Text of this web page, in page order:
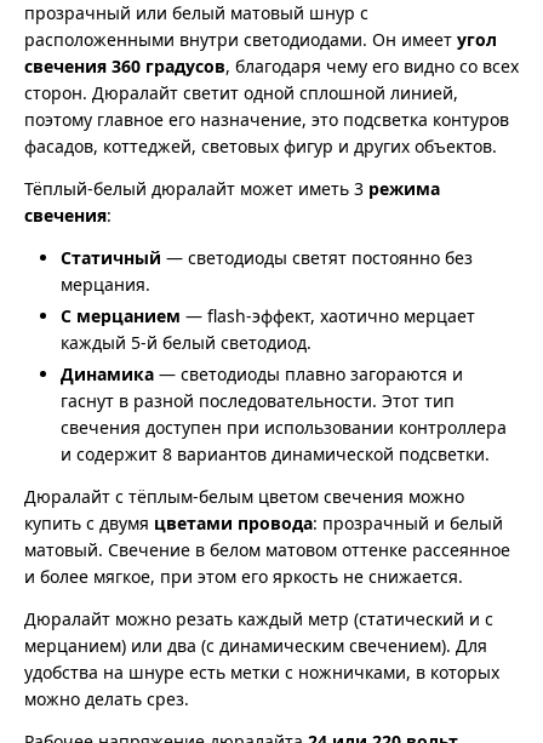
прозрачный или белый матовый шнур с
расположенными внутри светодиодами. Он имеет угол
свечения 360 градусов, благодаря чему его видно со всех
сторон. Дюралайт светит одной сплошной линией,
поэтому главное его назначение, это подсветка контуров
фасадов, коттеджей, световых фигур и других объектов.
Тёплый-белый дюралайт может иметь 3 режима
свечения:
Статичный — светодиоды светят постоянно без
мерцания.
С мерцанием — flash-эффект, хаотично мерцает
каждый 5-й белый светодиод.
Динамика — светодиоды плавно загораются и
гаснут в разной последовательности. Этот тип
свечения доступен при использовании контроллера
и содержит 8 вариантов динамической подсветки.
Дюралайт с тёплым-белым цветом свечения можно
купить с двумя цветами провода: прозрачный и белый
матовый. Свечение в белом матовом оттенке рассеянное
и более мягкое, при этом его яркость не снижается.
Дюралайт можно резать каждый метр (статический и с
мерцанием) или два (с динамическим свечением). Для
удобства на шнуре есть метки с ножничками, в которых
можно делать срез.